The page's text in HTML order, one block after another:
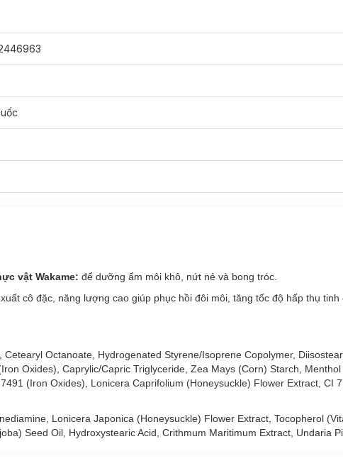
Serum G102:
nó có tác dụng giảm nếp nhăn môi. Theo thử nghiệm, nó có thể làm
hoàn hảo để sử dụng hàng ngày.
nhẹ + công nghệ chỉnh màu không chìm.
vật Wakame: để dưỡng ẩm môi khô, nứt nẻ và bong tróc.
cô đặc, năng lượng cao giúp phục hồi đôi môi, tăng tốc độ hấp thụ tinh
Octanoate, Hydrogenated Styrene/Isoprene Copolymer,
Oxides), Caprylic/Capric Triglyceride, Zea Mays (Corn) Starch,
(Iron Oxides), Lonicera Caprifolium (Honeysuckle) Flower Extract, CI
Lonicera Japonica (Honeysuckle) Flower Extract, Tocopherol
Seed Oil, Hydroxystearic Acid, Crithmum Maritimum Extract, Undaria